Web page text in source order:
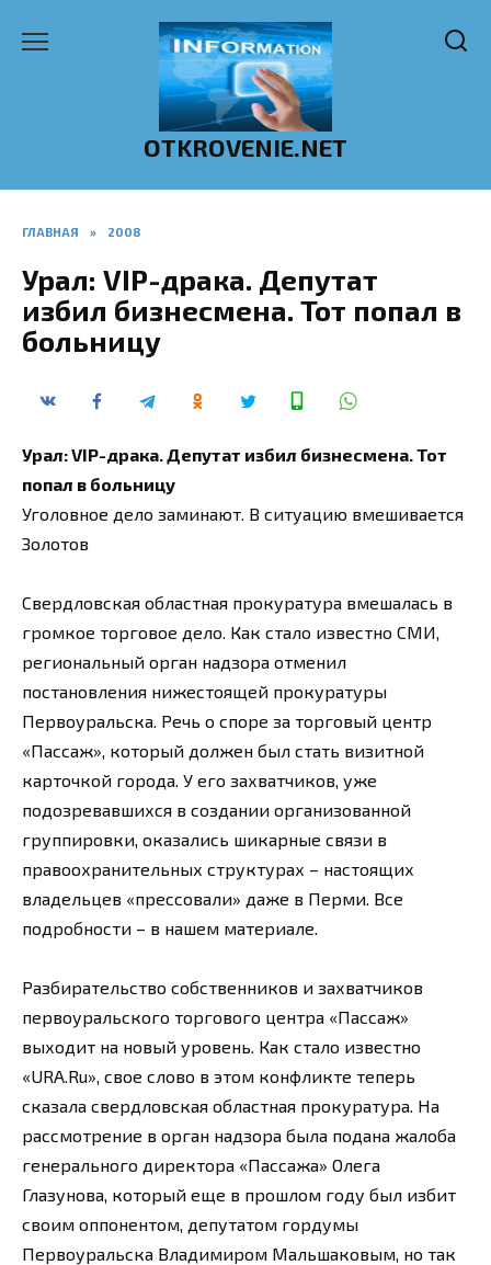
OTKROVENIE.NET
ГЛАВНАЯ » 2008
Урал: VIP-драка. Депутат
избил бизнесмена. Тот попал в
больницу
Урал: VIP-драка. Депутат избил бизнесмена. Тот
попал в больницу
Уголовное дело заминают. В ситуацию вмешивается
Золотов
Свердловская областная прокуратура вмешалась в
громкое торговое дело. Как стало известно СМИ,
региональный орган надзора отменил
постановления нижестоящей прокуратуры
Первоуральска. Речь о споре за торговый центр
«Пассаж», который должен был стать визитной
карточкой города. У его захватчиков, уже
подозревавшихся в создании организованной
группировки, оказались шикарные связи в
правоохранительных структурах – настоящих
владельцев «прессовали» даже в Перми. Все
подробности – в нашем материале.
Разбирательство собственников и захватчиков
первоуральского торгового центра «Пассаж»
выходит на новый уровень. Как стало известно
«URA.Ru», свое слово в этом конфликте теперь
сказала свердловская областная прокуратура. На
рассмотрение в орган надзора была подана жалоба
генерального директора «Пассажа» Олега
Глазунова, который еще в прошлом году был избит
своим оппонентом, депутатом гордумы
Первоуральска Владимиром Мальшаковым, но так